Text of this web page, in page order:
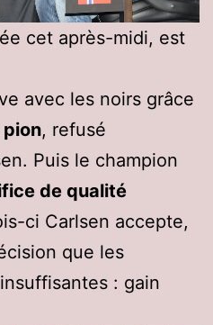
cet après-midi, est
avec les noirs grâce
, refusé
Puis le champion
de qualité
ci Carlsen accepte,
que les
: gain